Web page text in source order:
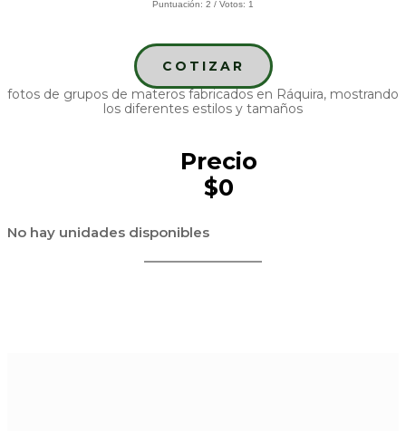
Puntuación: 2 / Votos: 1
COTIZAR
fotos de grupos de materos fabricados en Ráquira, mostrando
los diferentes estilos y tamaños
Precio
$0
No hay unidades disponibles